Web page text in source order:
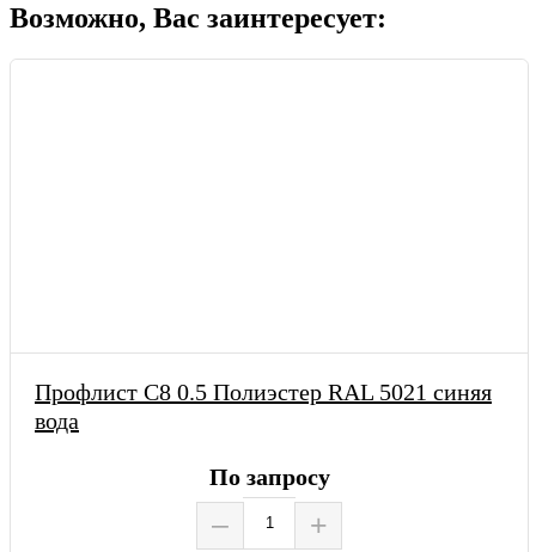
Возможно, Вас заинтересует:
Профлист С8 0.5 Полиэстер RAL 5021 синяя
вода
По запросу
– +